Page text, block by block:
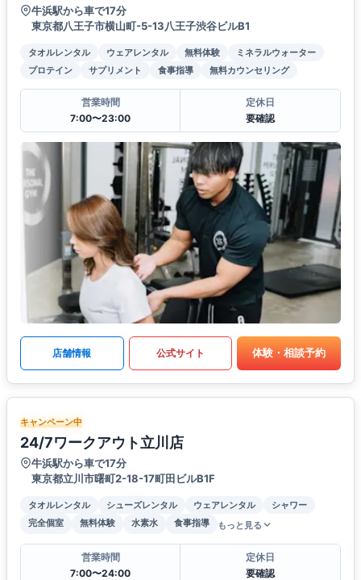
牛浜駅から車で17分
東京都八王子市横山町-5-13八王子渋谷ビルB1
タオルレンタル ウェアレンタル 無料体験
ミネラルウォーター
プロテイン
サプリメント 食事指導 無料カウンセリング
営業時間
7:00〜23:00
定休日
要確認
店舗情報 公式サイト 体験・相談予約
キャンペーン中
24/7ワークアウト立川店
牛浜駅から車で17分
東京都立川市曙町2-18-17町田ビルB1F
タオルレンタル シューズレンタル ウェアレンタル
シャワー
完全個室
無料体験 水素水 食事指導 もっと見る
営業時間
7:00〜24:00
定休日
要確認